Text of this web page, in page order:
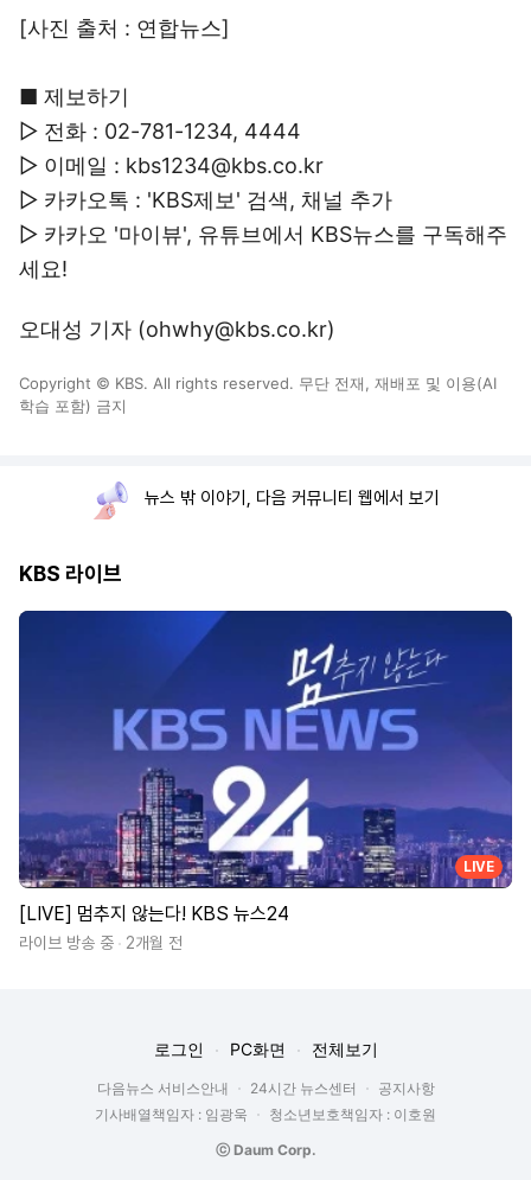
[사진 출처 : 연합뉴스]
■ 제보하기
▷ 전화 : 02-781-1234, 4444
▷ 이메일 : kbs1234@kbs.co.kr
▷ 카카오톡 : 'KBS제보' 검색, 채널 추가
▷ 카카오 '마이뷰', 유튜브에서 KBS뉴스를 구독해주
세요!
오대성 기자 (ohwhy@kbs.co.kr)
Copyright © KBS. All rights reserved. 무단 전재, 재배포 및 이용(AI
학습 포함) 금지
뉴스 밖 이야기, 다음 커뮤니티 웹에서 보기
KBS 라이브
LIVE
[LIVE] 멈추지 않는다! KBS 뉴스24
라이브 방송 중 2개월 전
로그인 PC화면 전체보기
다음뉴스 서비스안내 24시간 뉴스센터
공지사항
기사배열책임자 : 임광욱
청소년보호책임자 : 이호원
ⓒ Daum Corp.